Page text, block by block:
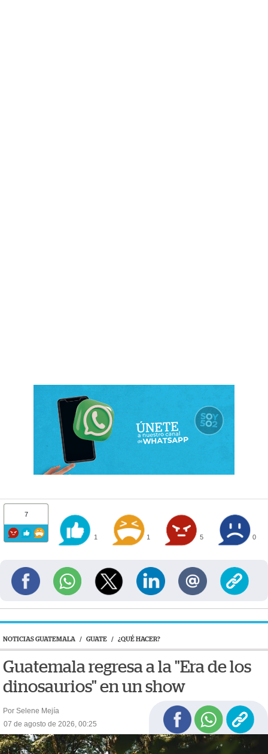
7
1 1 5 0
NOTICIAS GUATEMALA / GUATE / ¿QUÉ HACER?
Guatemala regresa a la "Era de los
dinosaurios" en un show
Por Selene Mejía
07 de agosto de 2026, 00:25